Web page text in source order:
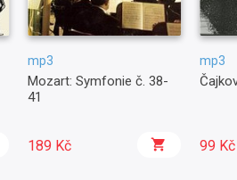
mp3
Mozart: Symfonie č. 38-
41
189 Kč
mp3
99 Kč